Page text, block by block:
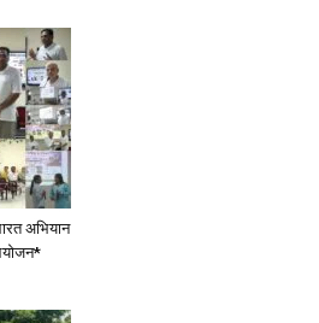
अभियान